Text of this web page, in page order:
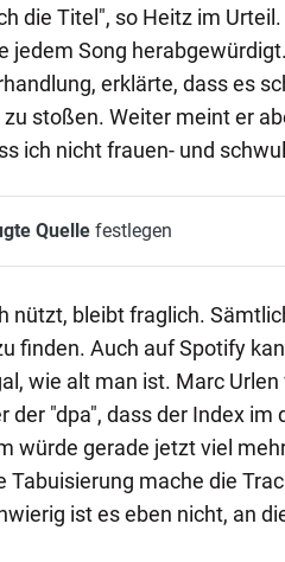
die Titel", so Heitz im
jedem Song
erklärte, dass es
stoßen. Weiter meint er
ich nicht frauen- und
Quellefestlegen
nützt, bleibt fraglich.
finden. Auch auf Spotify
wie alt man ist. Marc
"dpa", dass der Index im
würde gerade jetzt viel
mache die
ist es eben nicht, an